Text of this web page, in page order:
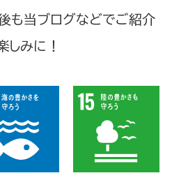
も当ブログなどでご紹介
しみに！